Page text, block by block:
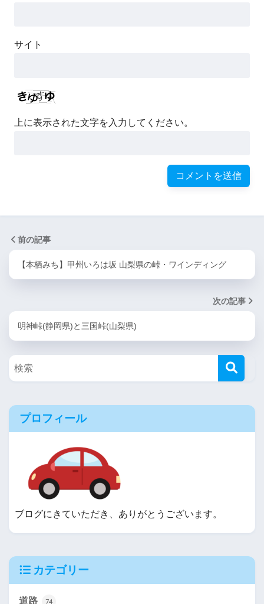
サイト
上に表示された文字を入力してください。
前の記事
【本栖みち】甲州いろは坂 山梨県の峠・ワインディング
次の記事
明神峠(静岡県)と三国峠(山梨県)
プロフィール
ブログにきていただき、ありがとうございます。
カテゴリー
道路 74